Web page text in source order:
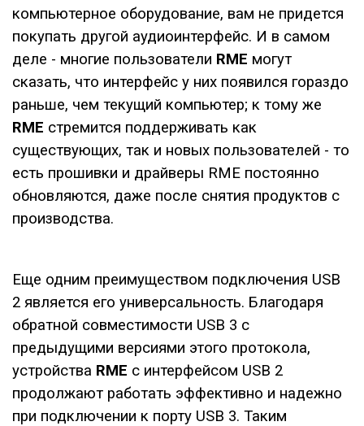
компьютерное оборудование, вам не придется
покупать другой аудиоинтерфейс. И в самом
деле - многие пользователи RME могут
сказать, что интерфейс у них появился гораздо
раньше, чем текущий компьютер; к тому же
RME стремится поддерживать как
существующих, так и новых пользователей - то
есть прошивки и драйверы RME постоянно
обновляются, даже после снятия продуктов с
производства.
Еще одним преимуществом подключения USB
2 является его универсальность. Благодаря
обратной совместимости USB 3 с
предыдущими версиями этого протокола,
устройства RME с интерфейсом USB 2
продолжают работать эффективно и надежно
при подключении к порту USB 3. Таким